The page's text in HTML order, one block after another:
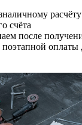
счёта
после
оплаты